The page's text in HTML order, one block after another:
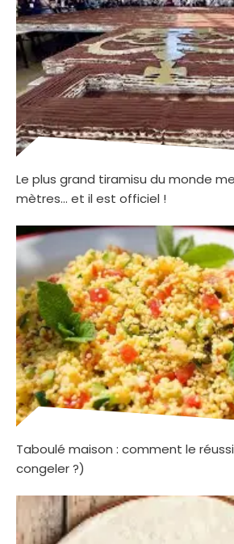
Le plus grand tiramisu du monde
mètres… et il est officiel !
Taboulé maison : comment le
congeler ?)